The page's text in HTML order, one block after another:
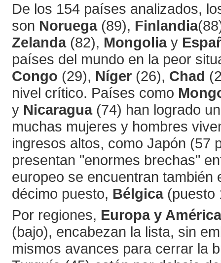
De los 154 países analizados,
son Noruega (89), Finlandia
Zelanda(82), Mongolia y
países del mundo en la peor
Congo (29), Níger (26), Chad
nivel crítico. Países como
y Nicaragua(74) han logrado
muchas mujeres y hombres
ingresos altos, como Japón (57
presentan "enormes brechas"
europeo se encuentran
décimo puesto, Bélgica
Por regiones, Europa y
(bajo), encabezan la lista, sin
mismos avances para cerrar la